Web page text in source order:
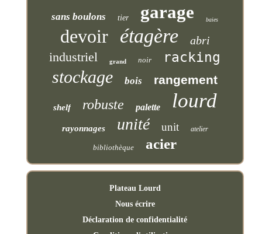
sans boulons tier garage baies
devoir étagère abri
industriel grand noir racking
stockage bois rangement
shelf robuste palette lourd
rayonnages unité unit atelier
bibliothèque acier
Plateau Lourd
Nous écrire
Déclaration de confidentialité